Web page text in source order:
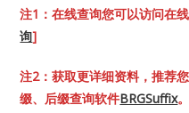
注1：在线查询您可以访问在
询]
注2：获取更详细资料，推荐
缀、后缀查询软件BRGSuffix。